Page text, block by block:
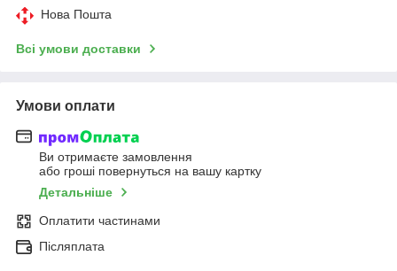
Нова Пошта
Всі умови доставки
Умови оплати
Ви отримаєте замовлення
або гроші повернуться на вашу картку
Детальніше
Оплатити частинами
Післяплата